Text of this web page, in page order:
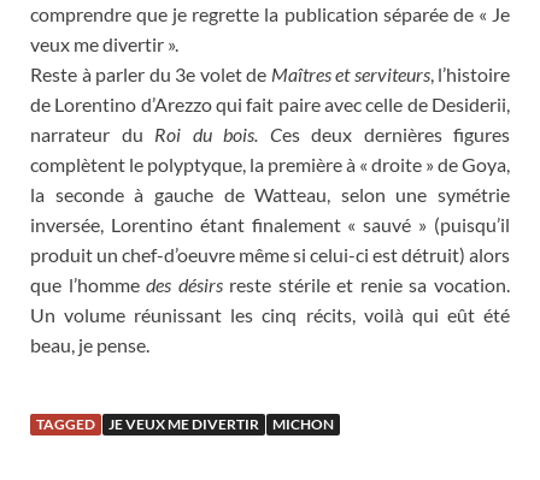
comprendre que je regrette la publication séparée de « Je
veux me divertir ».
Reste à parler du 3e volet de Maîtres et serviteurs, l’histoire
de Lorentino d’Arezzo qui fait paire avec celle de Desiderii,
narrateur du Roi du bois. Ces deux dernières figures
complètent le polyptyque, la première à « droite » de Goya,
la seconde à gauche de Watteau, selon une symétrie
inversée, Lorentino étant finalement « sauvé » (puisqu’il
produit un chef-d’oeuvre même si celui-ci est détruit) alors
que l’hommedes désirs reste stérile et renie sa vocation.
Un volume réunissant les cinq récits, voilà qui eût été
beau, je pense.
TAGGED JE VEUX ME DIVERTIR MICHON